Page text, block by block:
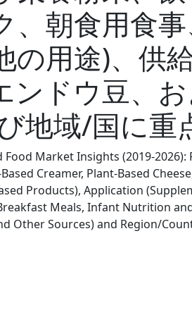
、朝食用食
の用途)、供
ンドウ豆、
地域/国に重
Food Market Insights (2019-
Creamer, Plant-Based
Products), Application
Meals, Infant Nutrition
Other Sources) and Region/